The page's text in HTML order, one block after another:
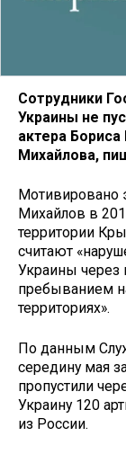
Сотрудники
Украины не
актера
Михайлова,
Мотивировано
Михайлов в
территории
считают
Украины через
пребыванием
территориях».
По данным
середину мая
пропустили
Украину 120
из России.